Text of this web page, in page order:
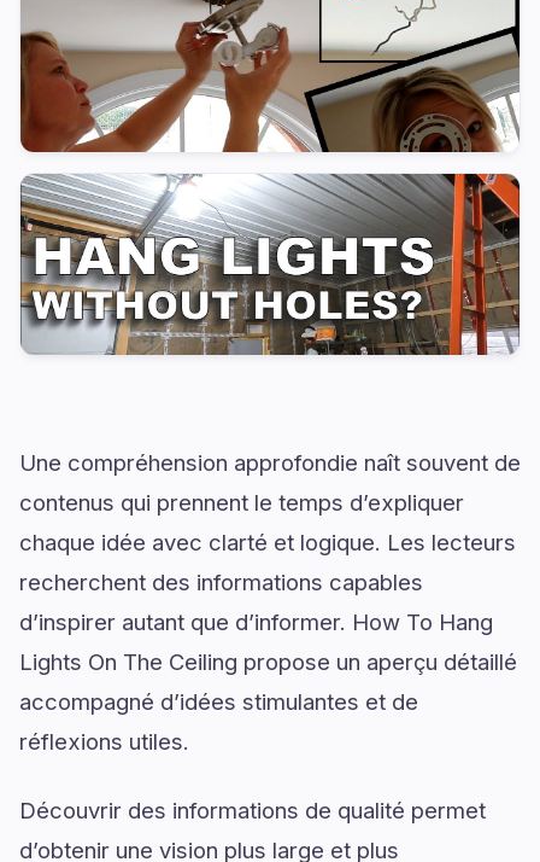
Une compréhension approfondie naît souvent de
contenus qui prennent le temps d’expliquer
chaque idée avec clarté et logique. Les lecteurs
recherchent des informations capables
d’inspirer autant que d’informer. How To Hang
Lights On The Ceiling propose un aperçu détaillé
accompagné d’idées stimulantes et de
réflexions utiles.
Découvrir des informations de qualité permet
d’obtenir une vision plus large et plus